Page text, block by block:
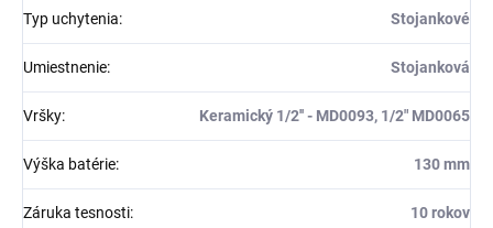
Typ uchytenia: Stojankové
Umiestnenie: Stojanková
Vršky: Keramický 1/2'' - MD0093, 1/2" MD0065
Výška batérie: 130 mm
Záruka tesnosti: 10 rokov